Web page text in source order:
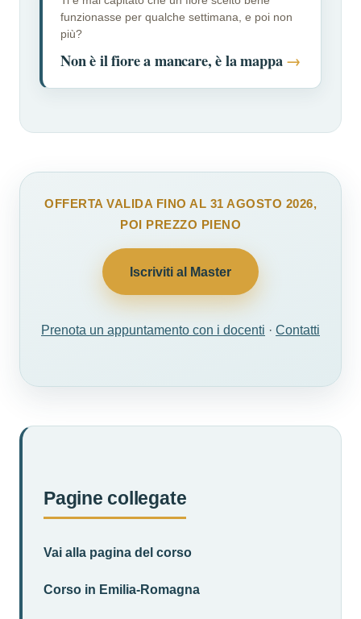
funzionasse per qualche settimana, e poi non
più?
Non è il fiore a mancare, è la mappa→
OFFERTA VALIDA FINO AL 31 AGOSTO 2026,
POI PREZZO PIENO
Iscriviti al Master
Prenota un appuntamento con i docenti · Contatti
Pagine collegate
Vai alla pagina del corso
Corso in Emilia-Romagna